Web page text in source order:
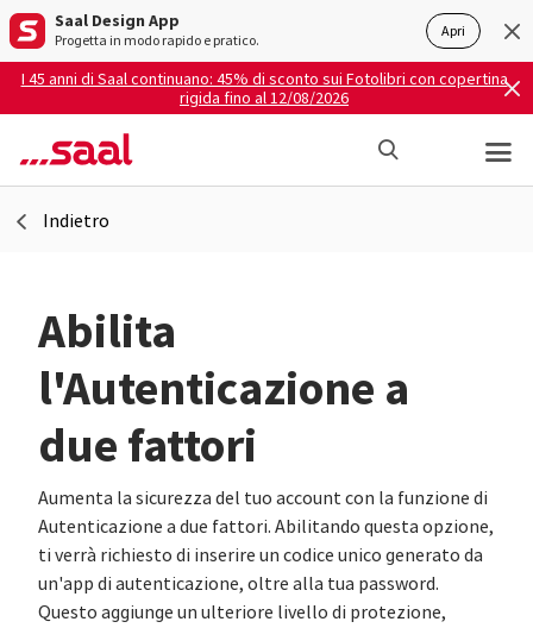
Saal Design App
Progetta in modo rapido e pratico. Apri
I 45 anni di Saal continuano: 45% di sconto sui Fotolibri con copertina
rigida fino al 12/08/2026
Indietro
Abilita
l'Autenticazione a
due fattori
Aumenta la sicurezza del tuo account con la funzione di
Autenticazione a due fattori. Abilitando questa opzione,
ti verrà richiesto di inserire un codice unico generato da
un'app di autenticazione, oltre alla tua password.
Questo aggiunge un ulteriore livello di protezione,